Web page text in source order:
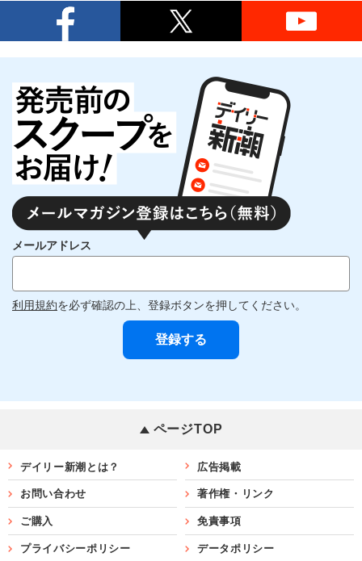
メールアドレス
利用規約を必ず確認の上、登録ボタンを押してください。
ページTOP
デイリー新潮とは？ 広告掲載
お問い合わせ 著作権・リンク
ご購入 免責事項
プライバシーポリシー データポリシー